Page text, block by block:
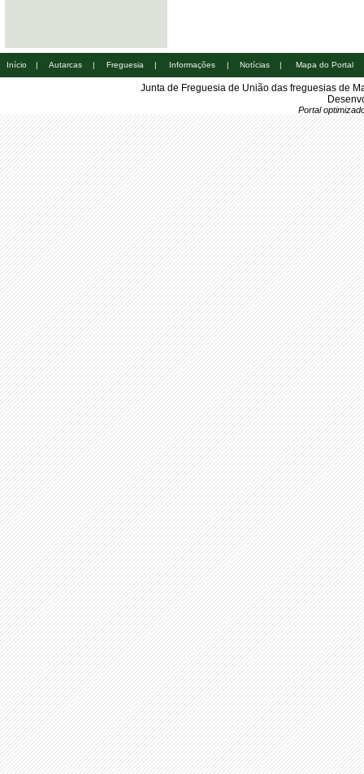
Início | Autarcas | Freguesia | Informações | Notícias | Mapa do Portal
Junta de Freguesia de União das freguesias de
Portal